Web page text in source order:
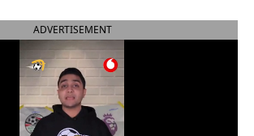
ADVERTISEMENT